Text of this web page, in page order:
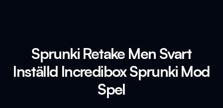
Sprunki Retake Men Svart
Inställd Incredibox Sprunki Mod
Spel